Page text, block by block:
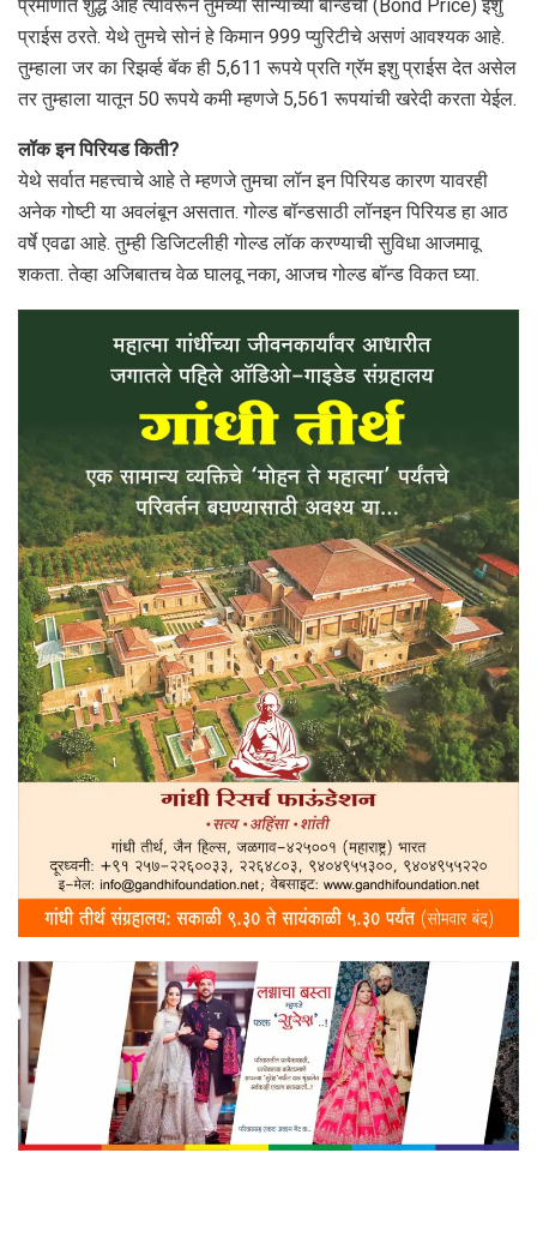
प्रमाणात शुद्ध आहे त्यावरून तुमच्या सोन्याच्या बॉन्डची (Bond Price) इशु
प्राईस ठरते. येथे तुमचे सोनं हे किमान 999 प्युरिटीचे असणं आवश्यक आहे.
तुम्हाला जर का रिझर्व्ह बॅक ही 5,611 रूपये प्रति ग्रॅम इशु प्राईस देत असेल
तर तुम्हाला यातून 50 रूपये कमी म्हणजे 5,561 रूपयांची खरेदी करता येईल.
लॉक इन पिरियड किती?
येथे सर्वात महत्त्वाचे आहे ते म्हणजे तुमचा लॉन इन पिरियड कारण यावरही
अनेक गोष्टी या अवलंबून असतात. गोल्ड बॉन्डसाठी लॉनइन पिरियड हा आठ
वर्षे एवढा आहे. तुम्ही डिजिटलीही गोल्ड लॉक करण्याची सुविधा आजमावू
शकता. तेव्हा अजिबातच वेळ घालवू नका, आजच गोल्ड बॉन्ड विकत घ्या.